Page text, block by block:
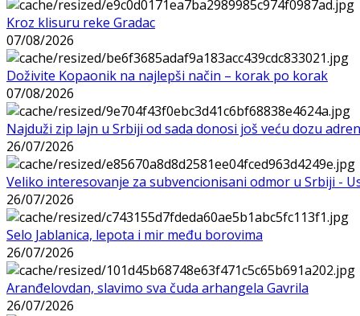
Kroz klisuru reke Gradac
07/08/2026
Doživite Kopaonik na najlepši način – korak po korak
07/08/2026
Najduži zip lajn u Srbiji od sada donosi još veću dozu
26/07/2026
Veliko interesovanje za subvencionisani odmor u Srbiji -
26/07/2026
Selo Jablanica, lepota i mir među borovima
26/07/2026
Aranđelovdan, slavimo sva čuda arhangela Gavrila
26/07/2026